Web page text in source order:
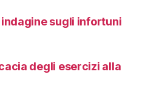
sugli infortuni
degli esercizi alla